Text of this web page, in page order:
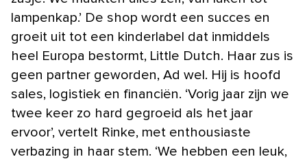
lampenkap.’ De shop wordt een succes en
groeit uit tot een kinderlabel dat inmiddels
heel Europa bestormt, Little Dutch. Haar zus is
geen partner geworden, Ad wel. Hij is hoofd
sales, logistiek en financiën. ‘Vorig jaar zijn we
twee keer zo hard gegroeid als het jaar
ervoor’, vertelt Rinke, met enthousiaste
verbazing in haar stem. ‘We hebben een leuk,